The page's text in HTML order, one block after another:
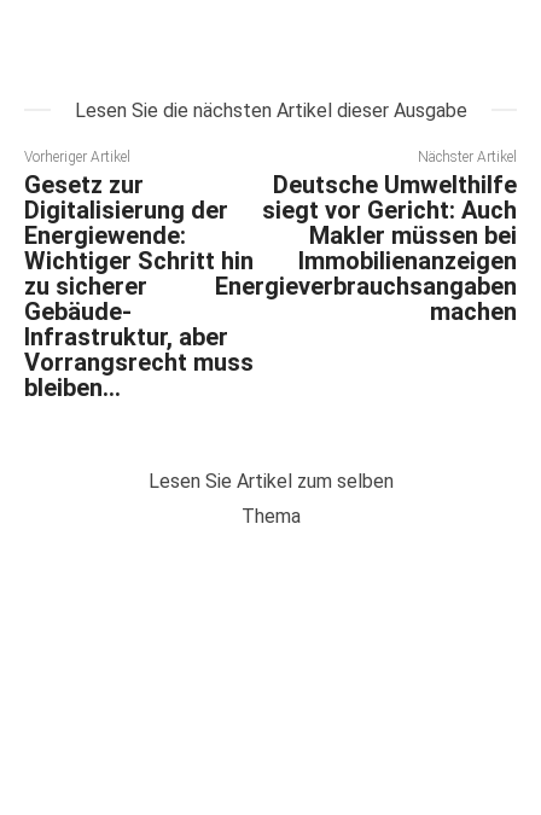
Lesen Sie die nächsten Artikel dieser Ausgabe
Vorheriger Artikel
Gesetz zur
Digitalisierung der
Energiewende:
Wichtiger Schritt hin
zu sicherer
Gebäude-
Infrastruktur, aber
Vorrangsrecht muss
bleiben…
Nächster Artikel
Deutsche Umwelthilfe
siegt vor Gericht: Auch
Makler müssen bei
Immobilienanzeigen
Energieverbrauchsangaben
machen
Lesen Sie Artikel zum selben
Thema